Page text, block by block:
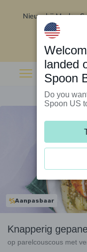
Nieuw bij Marley
Aanpasbaar
Knapperig
op parelcouscous met
landed
Spoon
Do you
Spoon US